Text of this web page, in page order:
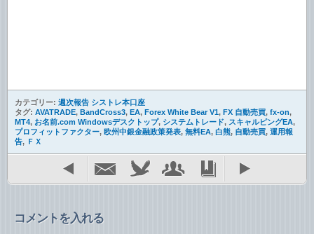
カテゴリー: 週次報告 シストレ本口座
タグ: AVATRADE, BandCross3, EA, Forex White Bear V1, FX 自動売買, fx-on,
MT4, お名前.com Windowsデスクトップ, システムトレード, スキャルピングEA,
プロフィットファクター, 欧州中銀金融政策発表, 無料EA, 白熊, 自動売買, 運用報
告, ＦＸ
コメントを入れる